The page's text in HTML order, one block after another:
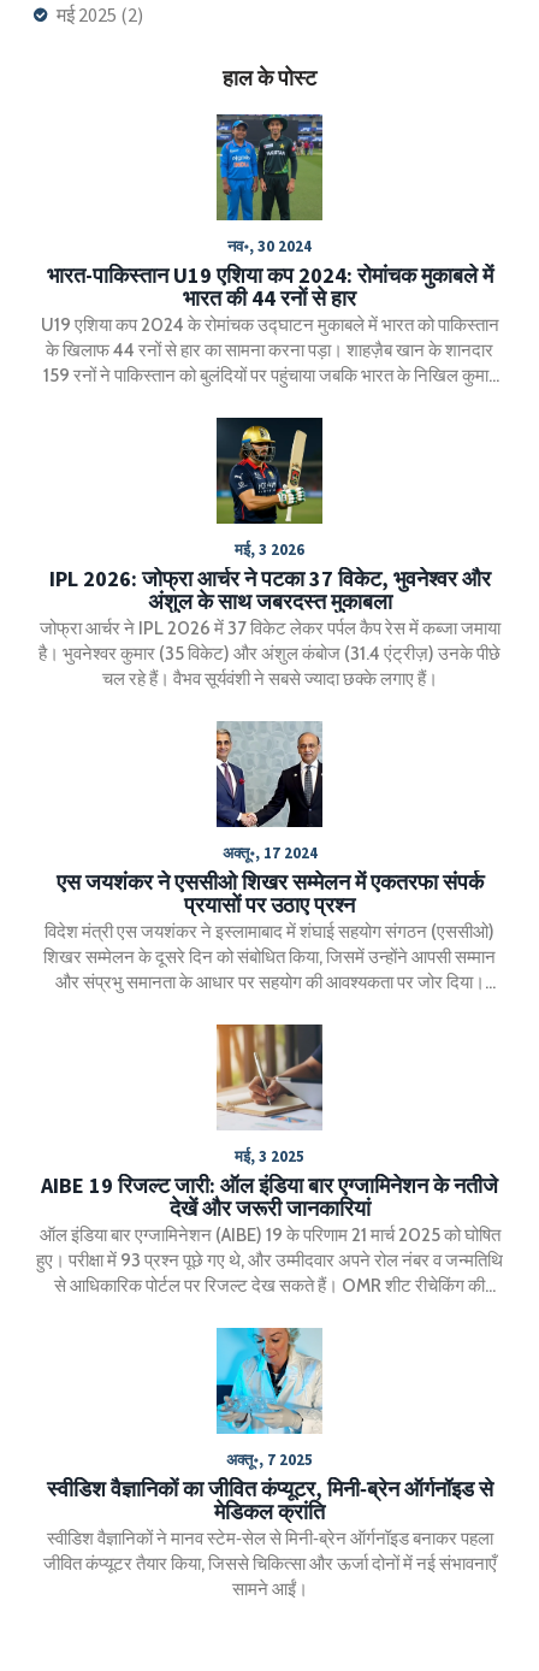
मई 2025 (2)
हाल के पोस्ट
नव॰, 30 2024
भारत-पाकिस्तान U19 एशिया कप 2024: रोमांचक मुकाबले में
भारत की 44 रनों से हार
U19 एशिया कप 2024 के रोमांचक उद्घाटन मुकाबले में भारत को पाकिस्तान
के खिलाफ 44 रनों से हार का सामना करना पड़ा। शाहज़ैब खान के शानदार
159 रनों ने पाकिस्तान को बुलंदियों पर पहुंचाया जबकि भारत के निखिल कुमार
यह हार एक बड़़ा झटका साबित हुई। यह टूर्नामेंट युवा क्रिकेटरों के लिए प्रतिभा
प्रदर्शन का मंच है।
मई, 3 2026
IPL 2026: जोफ्रा आर्चर ने पटका 37 विकेट, भुवनेश्वर और
अंशुल के साथ जबरदस्त मुकाबला
जोफ्रा आर्चर ने IPL 2026 में 37 विकेट लेकर पर्पल कैप रेस में कब्जा जमाया
है। भुवनेश्वर कुमार (35 विकेट) और अंशुल कंबोज (31.4 एंट्रीज़) उनके पीछे
चल रहे हैं। वैभव सूर्यवंशी ने सबसे ज्यादा छक्के लगाए हैं।
अक्तू॰, 17 2024
एस जयशंकर ने एससीओ शिखर सम्मेलन में एकतरफा संपर्क
प्रयासों पर उठाए प्रश्न
विदेश मंत्री एस जयशंकर ने इस्लामाबाद में शंघाई सहयोग संगठन (एससीओ)
शिखर सम्मेलन के दूसरे दिन को संबोधित किया, जिसमें उन्होंने आपसी सम्मान
और संप्रभु समानता के आधार पर सहयोग की आवश्यकता पर जोर दिया।
जनसंपर्क के लिए तीन बड़ी बाधाएं बताया। इस यात्रा ने लगभग एक दशक बाद
भारतीय विदेश मंत्री की पहली पाकिस्तान यात्रा को अंकित किया।
मई, 3 2025
AIBE 19 रिजल्ट जारी: ऑल इंडिया बार एग्जामिनेशन के नतीजे
देखें और जरूरी जानकारियां
ऑल इंडिया बार एग्जामिनेशन (AIBE) 19 के परिणाम 21 मार्च 2025 को घोषित
हुए। परीक्षा में 93 प्रश्न पूछे गए थे, और उम्मीदवार अपने रोल नंबर व जन्मतिथि
से आधिकारिक पोर्टल पर रिजल्ट देख सकते हैं। OMR शीट रीचेकिंग की
अक्तू॰, 7 2025
स्वीडिश वैज्ञानिकों का जीवित कंप्यूटर, मिनी‑ब्रेन ऑर्गनॉइड से
मेडिकल क्रांति
स्वीडिश वैज्ञानिकों ने मानव स्टेम‑सेल से मिनी‑ब्रेन ऑर्गनॉइड बनाकर पहला
जीवित कंप्यूटर तैयार किया, जिससे चिकित्सा और ऊर्जा दोनों में नई संभावनाएँ
सामने आईं।